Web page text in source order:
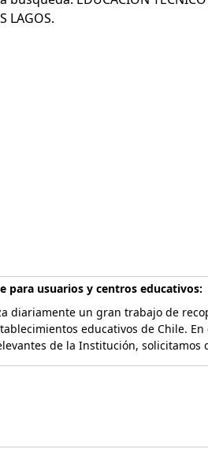
LAGOS.
usuarios y centros educativos:
diariamente un gran trabajo de
educativos de Chile.
de la Institución, solicitamos